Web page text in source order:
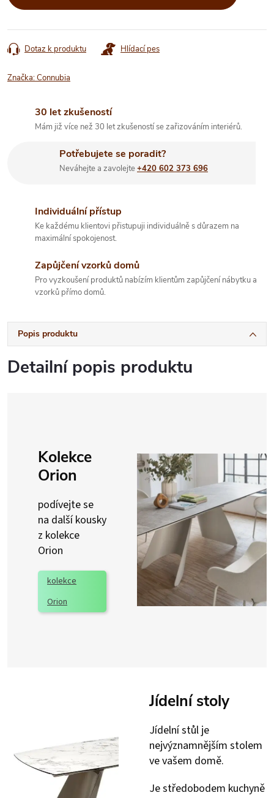
Dotaz k produktu Hlídací pes
Značka:Connubia
30 let zkušeností
Mám již více než 30 let zkušeností se zařizováním interiérů.
Potřebujete se poradit?
Neváhejte a zavolejte+420 602 373 696
Individuální přístup
Ke každému klientovi přistupuji individuálně s důrazem na
maximální spokojenost.
Zapůjčení vzorků domů
Pro vyzkoušení produktů nabízím klientům zapůjčení nábytku a
vzorků přímo domů.
Popis produktu
Detailní popis produktu
Kolekce
Orion
podívejte se
na další kousky
z kolekce
Orion
kolekce
Orion
Jídelní stoly
Jídelní stůl je
nejvýznamnějším stolem
ve vašem domě.
Je středobodem kuchyně